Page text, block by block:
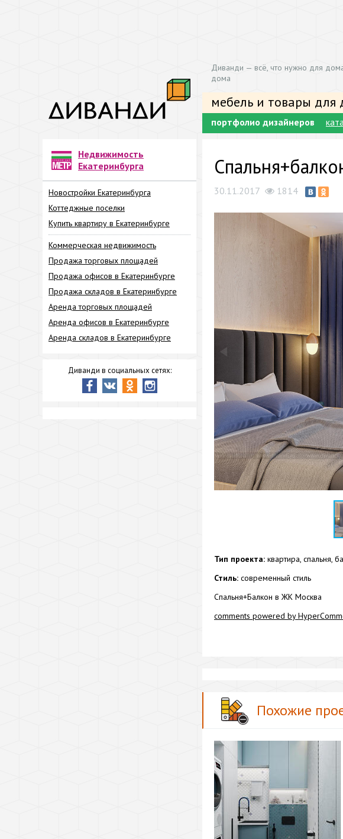
Диванди — всё, что нужно для
дома
мебель и товары для
портфолио дизайнеров
Недвижимость
Екатеринбурга
Новостройки Екатеринбурга
Коттеджные поселки
Купить квартиру в Екатеринбурге
Коммерческая недвижимость
Продажа торговых площадей
Продажа офисов в Екатеринбурге
Продажа складов в Екатеринбурге
Аренда торговых площадей
Аренда офисов в Екатеринбурге
Аренда складов в Екатеринбурге
Диванди в социальных сетях:
30.11.2017 1814
Тип проекта: квартира, спальня,
Стиль: современный стиль
Спальня+Балкон в ЖК Москва
comments powered by
Похожие